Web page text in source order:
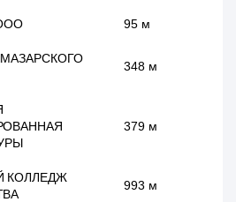
95 м
348 м
379 м
КОЛЛЕДЖ
993 м